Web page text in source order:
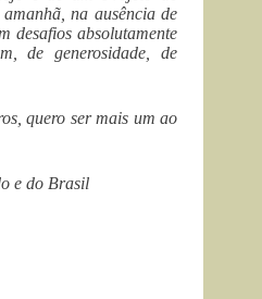
na ausência de
desafios absolutamente
de generosidade, de
quero ser mais um ao
e do Brasil